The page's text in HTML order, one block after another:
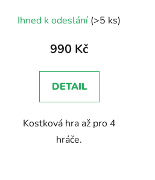
Ihned k odeslání (>5 ks)
990 Kč
DETAIL
Kostková hra až pro 4
hráče.